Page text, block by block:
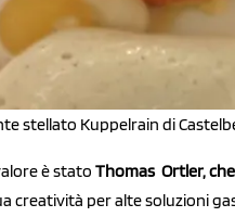
stellato Kuppelrain di
è stato Thomas Ortler,
creatività per alte soluzioni